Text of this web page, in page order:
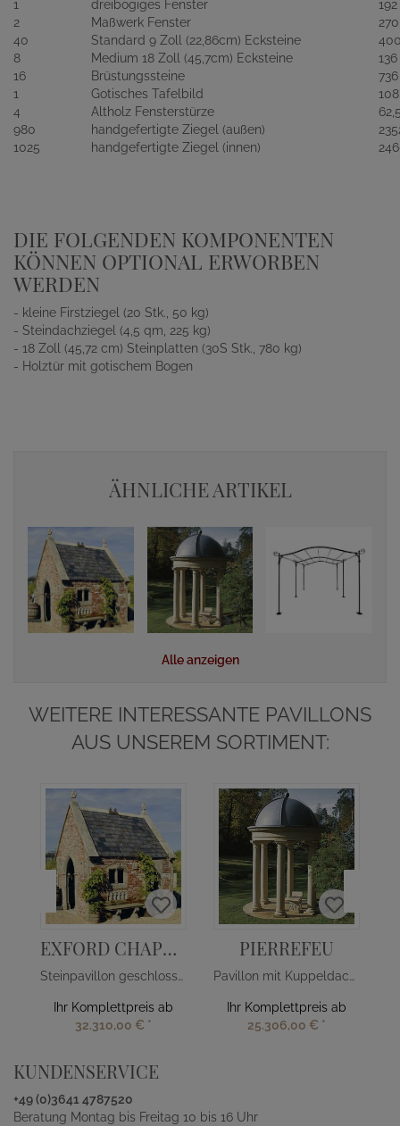
1
dreibogiges Fenster
192
2
Maßwerk Fenster
270
40
Standard 9 Zoll (22,86cm) Ecksteine
8
Medium 18 Zoll (45,7cm) Ecksteine
136
16
Brüstungssteine
736
1
Gotisches Tafelbild
108
4
Altholz Fensterstürze
980
handgefertigte Ziegel (außen)
1025
handgefertigte Ziegel (innen)
DIE FOLGENDEN KOMPONENTEN
KÖNNEN OPTIONAL ERWORBEN
WERDEN
- kleine Firstziegel (20 Stk., 50 kg)
- Steindachziegel (4,5 qm, 225 kg)
- 18 Zoll (45,72 cm) Steinplatten (30S Stk., 780 kg)
- Holztür mit gotischem Bogen
ÄHNLICHE ARTIKEL
Alle anzeigen
WEITERE INTERESSANTE PAVILLONS
AUS UNSEREM SORTIMENT:
EXFORD CHAPELL
Steinpavillon geschlossen
Ihr Komplettpreis ab
32.310,00 € *
PIERREFEU
Pavillon mit Kuppeldach - rund
Ihr Komplettpreis ab
25.306,00 € *
KUNDENSERVICE
+49 (0)3641 4787520
Beratung Montag bis Freitag 10 bis 16 Uhr